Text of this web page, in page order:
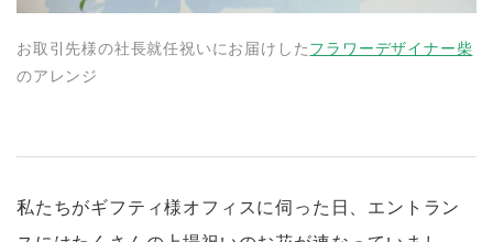
お取引先様の社長就任祝いにお届けしたフラワーデザイナー柴
のアレンジ
私たちがギフティ様オフィスに伺った日、エントラン